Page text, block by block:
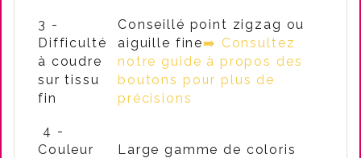
3 -
Difficulté
à coudre
sur tissu
fin
Conseillé point zigzag ou
aiguille fine➡️ Consultez
notre guide à propos des
boutons pour plus de
précisions
4 -
Couleur
Large gamme de coloris